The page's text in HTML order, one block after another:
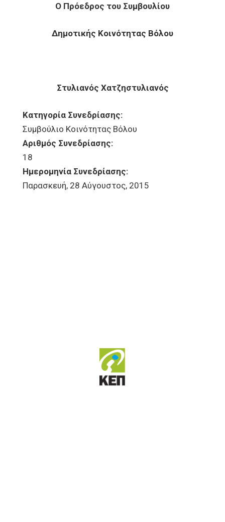
Ο Πρόεδρος του Συμβουλίου
Δημοτικής Κοινότητας Βόλου
Στυλιανός Χατζηστυλιανός
Κατηγορία Συνεδρίασης:
Συμβούλιο Κοινότητας Βόλου
Αριθμός Συνεδρίασης:
18
Ημερομηνία Συνεδρίασης:
Παρασκευή, 28 Αύγουστος, 2015